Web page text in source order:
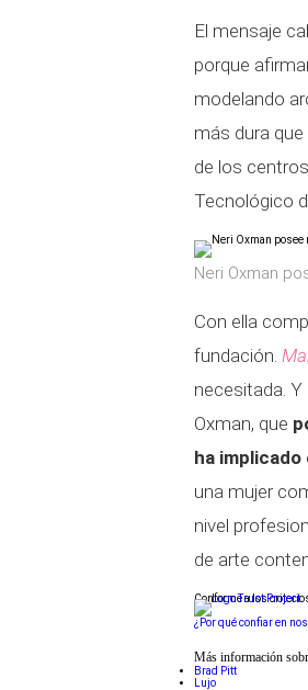
El mensaje
porque
modelando
más dura
de los
Tecnológico
Neri Oxman
Con ella
fundación.
necesitada.
Oxman, que
ha
una mujer
nivel
de arte
Conforme a los
¿Por qué confiar en
Más información
Brad Pitt
Lujo